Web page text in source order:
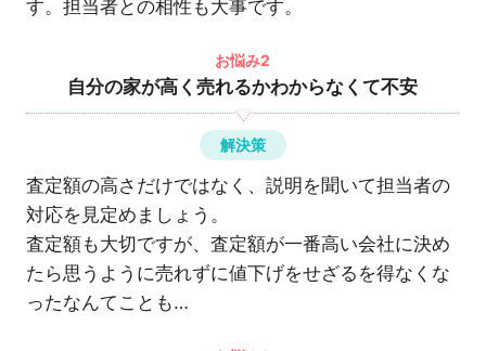
す。担当者との相性も大事です。
お悩み2
自分の家が高く売れるかわからなくて不安
解決策
査定額の高さだけではなく、説明を聞いて担当者の
対応を見定めましょう。
査定額も大切ですが、査定額が一番高い会社に決め
たら思うように売れずに値下げをせざるを得なくな
ったなんてことも…